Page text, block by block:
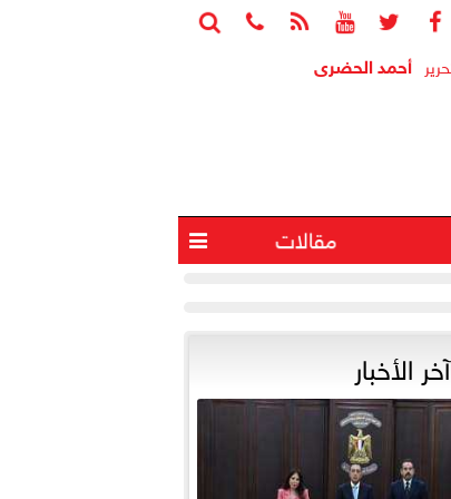





 مقابل الجنيه صباح اليوم
أحمد الحضرى
مقالات 
آخر الأخبار